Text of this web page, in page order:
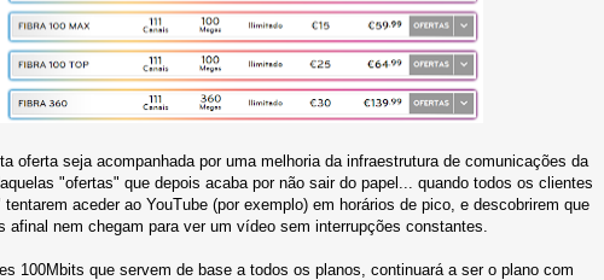
oferta seja acompanhada por uma melhoria da infraestrutura de comunicações da
"ofertas" que depois acaba por não sair do papel... quando todos os clientes
aceder ao YouTube (por exemplo) em horários de pico, e descobrirem que
afinal nem chegam para ver um vídeo sem interrupções constantes.
100Mbits que servem de base a todos os planos, continuará a ser o plano com